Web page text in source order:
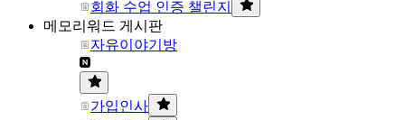
회화 수업 인증 챌린지
메모리워드 게시판
자유이야기방
가입인사